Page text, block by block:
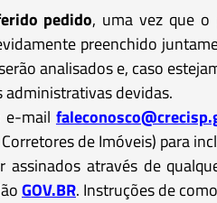
pedido, uma vez que o
preenchido
analisados e, caso
devidas.
e-mail
de Imóveis) para
através de
GOV.BR. Instruções de